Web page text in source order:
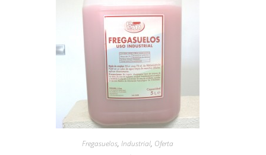
Fregasuelos, Industrial, Oferta